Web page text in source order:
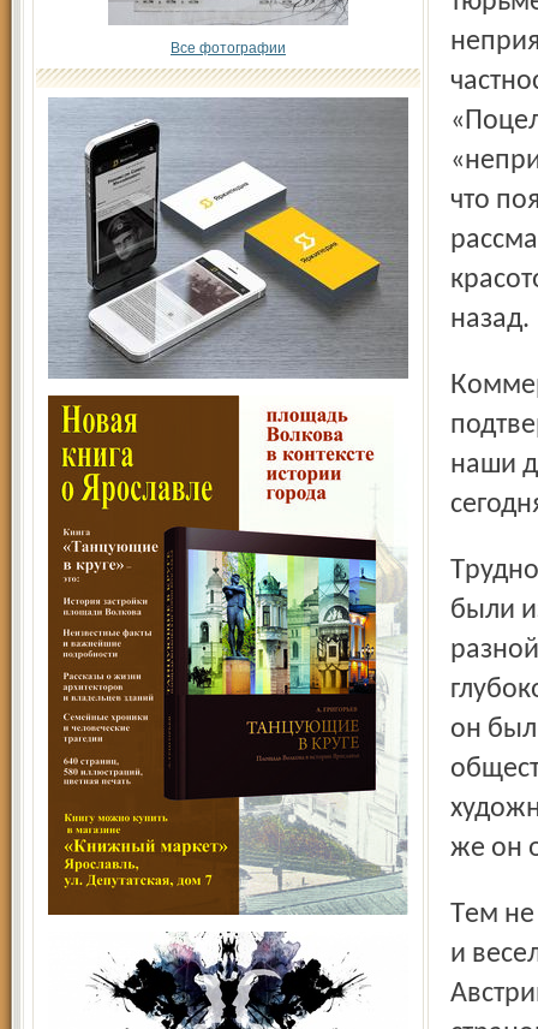
Все фотографии
что
назад.
Коммерческий директор галереи Петер Вайнхойпль
наши
Трудно сказать, что бы сделал Шиле – художники арт-нуво
были
он
же он
Тем не менее акция галереи Леопольда выглядит свежим
и